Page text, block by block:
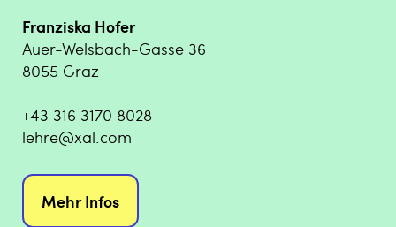
Franziska Hofer
Auer-Welsbach-Gasse 36
8055 Graz
+43 316 3170 8028
lehre@xal.com
Mehr Infos